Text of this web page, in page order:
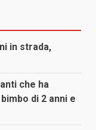
in strada,
che ha
di 2 anni e